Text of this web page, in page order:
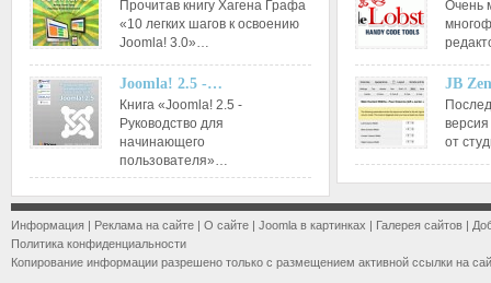
Прочитав книгу Хагена Графа
«10 легких шагов к освоению
Joomla! 3.0»…
Joomla! 2.5 -…
Книга «Joomla! 2.5 -
Руководство для
начинающего
пользователя»…
Очень
JB
от
Информация | Реклама на сайте | О сайте | Joomla в картинках | Галерея сайтов |
Политика конфиденциальности
Копирование информации разрешено только с размещением активной ссылки на